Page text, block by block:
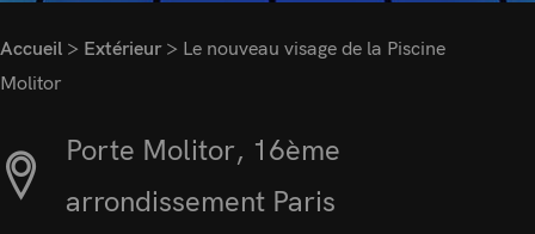
Accueil > Extérieur> Le nouveau visage de la Piscine
Molitor
Porte Molitor, 16ème
arrondissement Paris